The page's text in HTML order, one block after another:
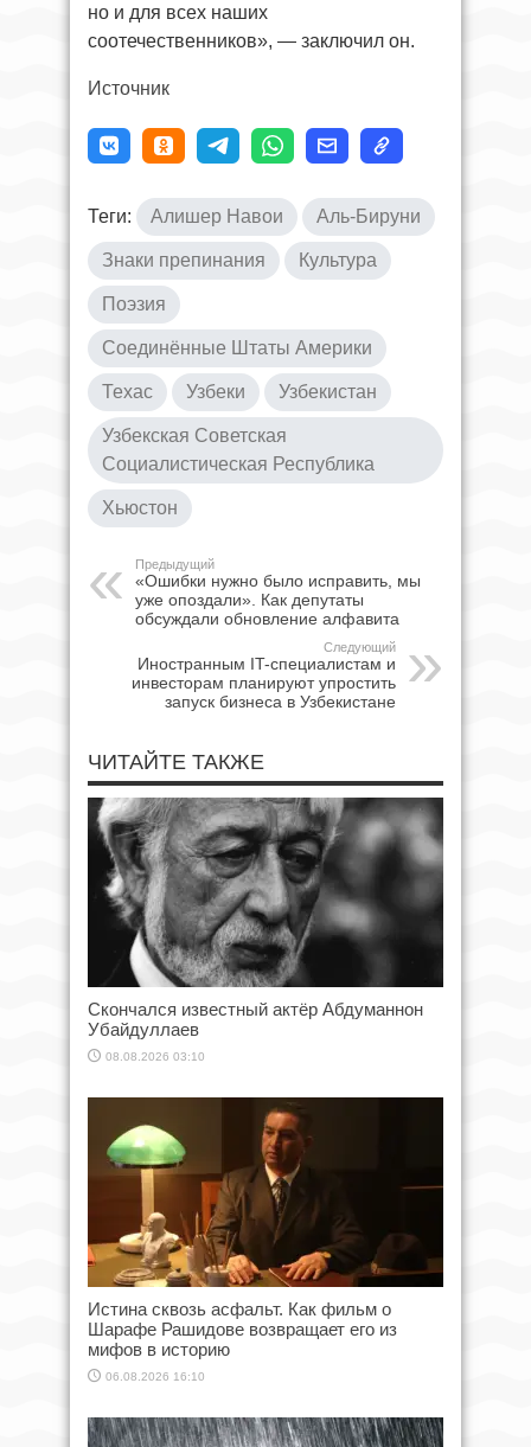
но и для всех наших
соотечественников», — заключил он.
Источник
Теги: Алишер Навои Аль-Бируни
Знаки препинания Культура
Поэзия
Соединённые Штаты Америки
Техас Узбеки Узбекистан
Узбекская Советская
Социалистическая Республика
Хьюстон
Предыдущий
«Ошибки нужно было исправить, мы
уже опоздали». Как депутаты
обсуждали обновление алфавита
Следующий
Иностранным IT-специалистам и
инвесторам планируют упростить
запуск бизнеса в Узбекистане
ЧИТАЙТЕ ТАКЖЕ
Скончался известный актёр Абдуманнон
Убайдуллаев
08.08.2026 03:10
Истина сквозь асфальт. Как фильм о
Шарафе Рашидове возвращает его из
мифов в историю
06.08.2026 16:10